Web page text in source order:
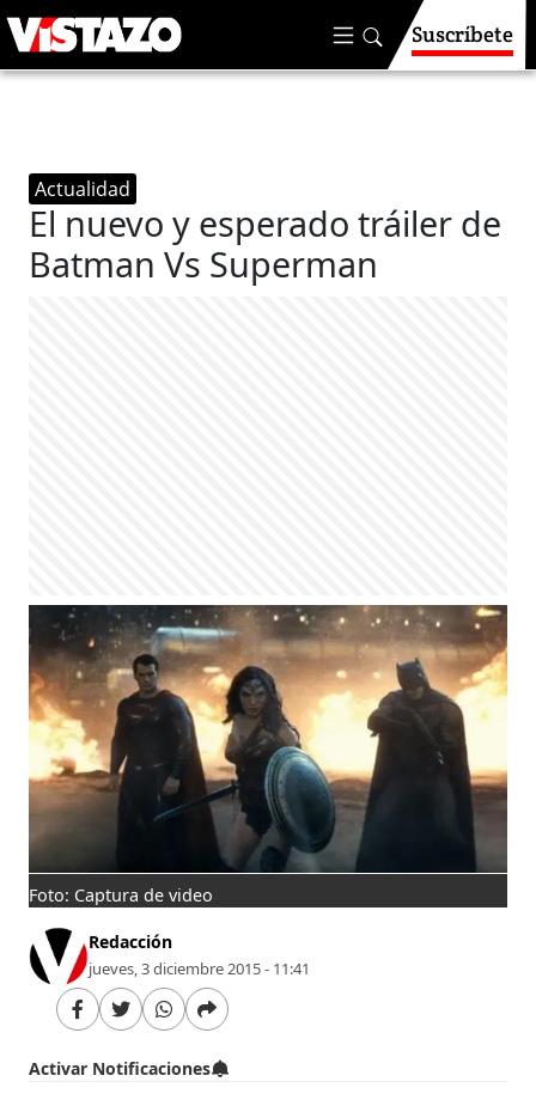
Suscríbete
Actualidad
El nuevo y esperado tráiler de
Batman Vs Superman
Foto: Captura de video
Redacción
jueves, 3 diciembre 2015 - 11:41
Activar Notificaciones